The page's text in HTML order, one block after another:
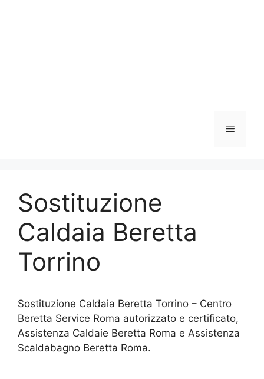
Menu
Sostituzione
Caldaia Beretta
Torrino
Sostituzione Caldaia Beretta Torrino – Centro
Beretta Service Roma autorizzato e certificato,
Assistenza Caldaie Beretta Roma e Assistenza
Scaldabagno Beretta Roma.